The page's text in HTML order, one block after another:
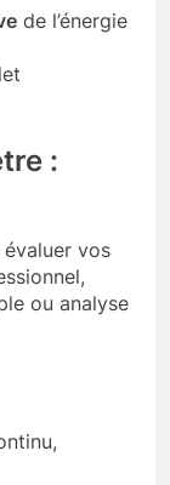
de l’énergie
:
vos
ou analyse